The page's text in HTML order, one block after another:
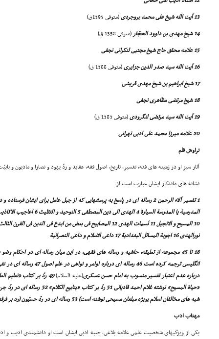
13 آیت الله شیخ على محمد بروجردى
(متوفى 1395ق)
14 شیخ مهدى بن داوود الحجّار
(متوفى 1358 ق)
15 علامه محقق حاج شیخ مجتبى لنکرانى نجفى
16 آیت الله سید صدر الدین جزایرى
(متوفى 1388 ق)
17 شیخ ابراهیم بن شیخ مهدى قریشى
18 شیخ مرتضى مظاهرى نجفى
19 آیت الله سید مرتضى لنگرودى
(متوفى 1383 ق)
20 علامه میرزا محمد على ادبى تهرانى
تراوش قلم
آثار سبز او در زمینه هاى فقه، تفسیر، تاریخ، اصول فقه، عقاید و ردّ یهود و نصارا و مادیون و
نشانه هاى ماندگار ایشان عبارت است از:
نورالهدى 16 اجوبة المسائل البغدادیة 17 داعى الاسلام و داعى النصرانیة
18 تا 45 مجموعه از تعلیقه، حاشیه و رساله هاى فقهى، در این میان رساله اى در
درباره عدم اعتبار تفسیر منسوب به امام حسن عسکرى(علیه السلام)
«حیاة المسیح» نوشته غلام احمد
شبه هاى مخالفان اسلام بویژه مبلغان مسیحى نوشته است) 53 رساله اى در ردّ حسیّون (رد بر فرقه قادیانیه است) 54 داروین و اصحابه
مهتاب ادب
یکى از ویژگیهاى شخصیت علمى علامه بلاغى، جنبه ادبى ایشان است او دانشمندى ادیب و